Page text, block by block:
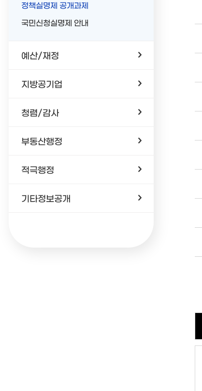
정책실명제 공개과제
국민신청실명제 안내
예산/재정
지방공기업
청렴/감사
부동산행정
적극행정
기타정보공개